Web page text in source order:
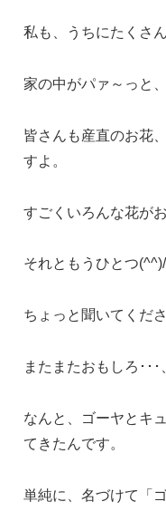
私も、うちにたくさ
家の中がパァ～っと
皆さんも産直のお花
すよ。
すごくいろんな花が
それともうひとつ(^^)/
ちょっと聞いてくだ
またまたおもしろ･･
なんと、ゴーヤとキ
てきたんです。
単純に、名づけて「